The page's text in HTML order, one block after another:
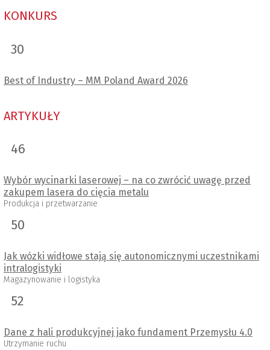
KONKURS
30
Best of Industry – MM Poland Award 2026
ARTYKUŁY
46
Wybór wycinarki laserowej – na co zwrócić uwagę przed
zakupem lasera do cięcia metalu
Produkcja i przetwarzanie
50
Jak wózki widłowe stają się autonomicznymi uczestnikami
intralogistyki
Magazynowanie i logistyka
52
Dane z hali produkcyjnej jako fundament Przemysłu 4.0
Utrzymanie ruchu